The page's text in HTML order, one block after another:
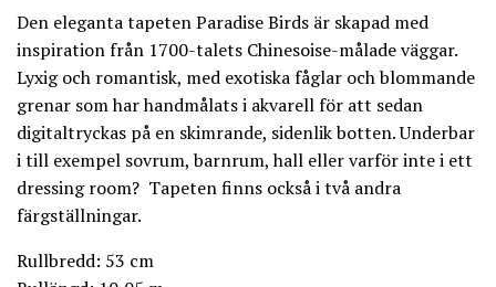
Den eleganta tapeten Paradise Birds är skapad med
inspiration från 1700-talets Chinesoise-målade väggar.
Lyxig och romantisk, med exotiska fåglar och blommande
grenar som har handmålats i akvarell för att sedan
digitaltryckas på en skimrande, sidenlik botten. Underbar
i till exempel sovrum, barnrum, hall eller varför inte i ett
dressing room? Tapeten finns också i två andra
färgställningar.
Rullbredd: 53 cm